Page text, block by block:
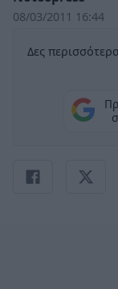
08/03/2011 16:44
Δες